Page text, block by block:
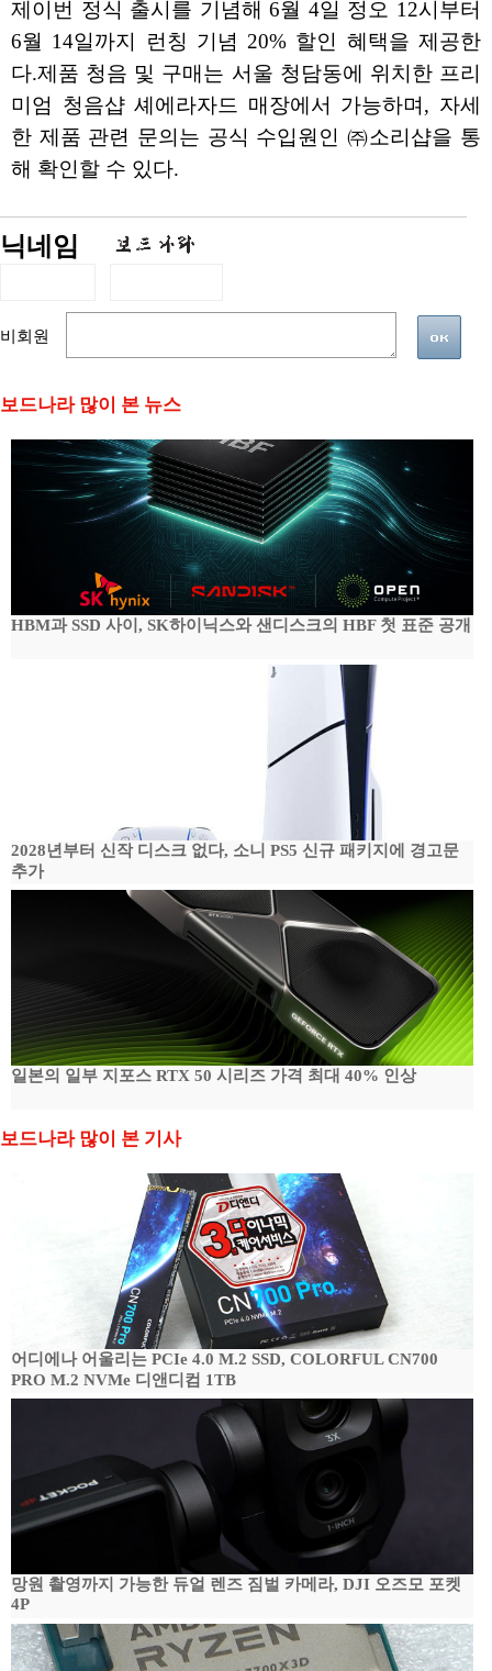
제이번 정식 출시를 기념해 6월 4일 정오 12시부터
6월 14일까지 런칭 기념 20% 할인 혜택을 제공한
다.제품 청음 및 구매는 서울 청담동에 위치한 프리
미엄 청음샵 셰에라자드 매장에서 가능하며, 자세
한 제품 관련 문의는 공식 수입원인 ㈜소리샵을 통
해 확인할 수 있다.
닉네임
비회원
보드나라 많이 본 뉴스
HBM과 SSD 사이, SK하이닉스와 샌디스크의 HBF 첫 표준 공개
2028년부터 신작 디스크 없다, 소니 PS5 신규 패키지에 경고문
추가
일본의 일부 지포스 RTX 50 시리즈 가격 최대 40% 인상
보드나라 많이 본 기사
어디에나 어울리는 PCIe 4.0 M.2 SSD, COLORFUL CN700
PRO M.2 NVMe 디앤디컴 1TB
망원 촬영까지 가능한 듀얼 렌즈 짐벌 카메라, DJI 오즈모 포켓
4P